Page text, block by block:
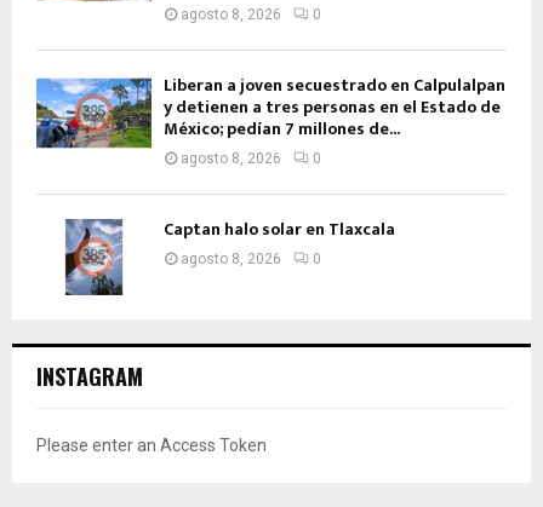
agosto 8, 2026 0
Liberan a joven secuestrado en Calpulalpan
y detienen a tres personas en el Estado de
México; pedían 7 millones de...
agosto 8, 2026 0
Captan halo solar en Tlaxcala
agosto 8, 2026 0
INSTAGRAM
Please enter an Access Token